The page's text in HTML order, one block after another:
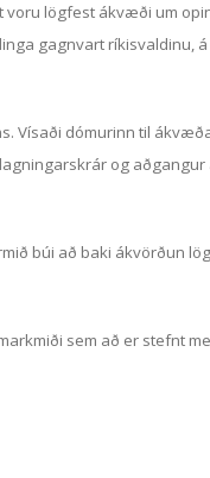
voru lögfest ákvæði um
gagnvart ríkisvaldinu,
Vísaði dómurinn til
og
búi að baki ákvörðun
sem að er stefnt